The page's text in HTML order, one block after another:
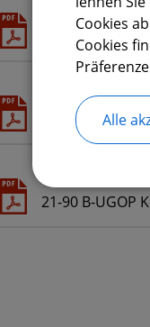
(1,65 MB)
21-90 B-UGOP
(630,14 KB)
21-90 B-UGOP
21-90 B-UGOP
Cookies
Cookies
Alle